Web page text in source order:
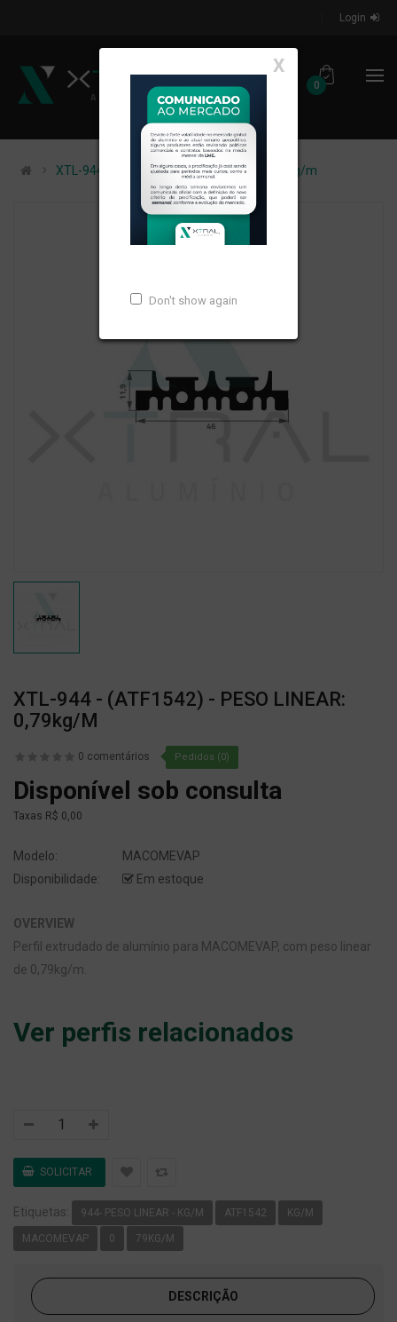
Login
0
X
Don't show again
XTL-944 - (ATF1542) - PESO LINEAR: 0,79kg/m
XTL-944 - (ATF1542) - PESO LINEAR:
0,79kg/m
0 comentários Pedidos (0)
Disponível sob consulta
Taxas R$ 0,00
Modelo:
MACOMEVAP
Disponibilidade:
Em estoque
OVERVIEW
Perfil extrudado de alumínio para MACOMEVAP, com peso linear
de 0,79kg/m.
Ver perfis relacionados
Etiquetas: 944- PESO LINEAR - KG/M ATF1542 KG/M
MACOMEVAP 0 79KG/M
DESCRIÇÃO